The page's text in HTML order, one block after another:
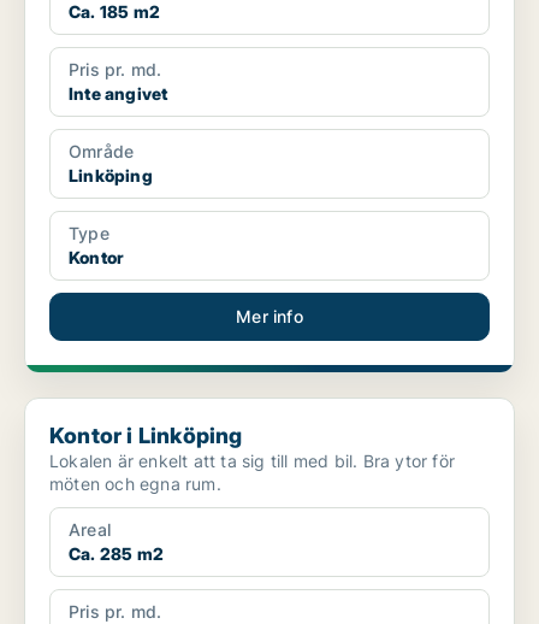
Ca. 185 m2
Pris pr. md.
Inte angivet
Område
Linköping
Type
Kontor
Mer info
Kontor i Linköping
Kontor i Linköping
Lokalen är enkelt att ta sig till med bil. Bra ytor för
möten och egna rum.
Areal
Ca. 285 m2
Pris pr. md.